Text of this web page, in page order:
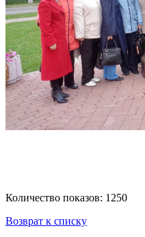
Количество показов: 1250
Возврат к списку